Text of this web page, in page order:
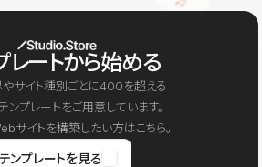
レートから始める
やサイト種別ごとに400を超える
ンプレートをご用意しています。
サイトを構築したい方はこちら。
テンプレートを見る